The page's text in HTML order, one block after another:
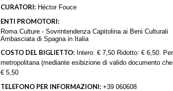
CURATORI: Héctor Fouce
ENTI PROMOTORI:
Roma Culture - Sovrintendenza Capitolina ai Beni Culturali
Ambasciata di Spagna in Italia
COSTO DEL BIGLIETTO: Intero: € 7,50 Ridotto: € 6,50.
metropolitana (mediante esibizione di valido documento
€ 5,50
TELEFONO PER INFORMAZIONI: +39 060608